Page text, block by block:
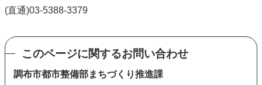
(直通)03-5388-3379
このページに関するお問い合わせ
調布市都市整備部まちづくり推進課